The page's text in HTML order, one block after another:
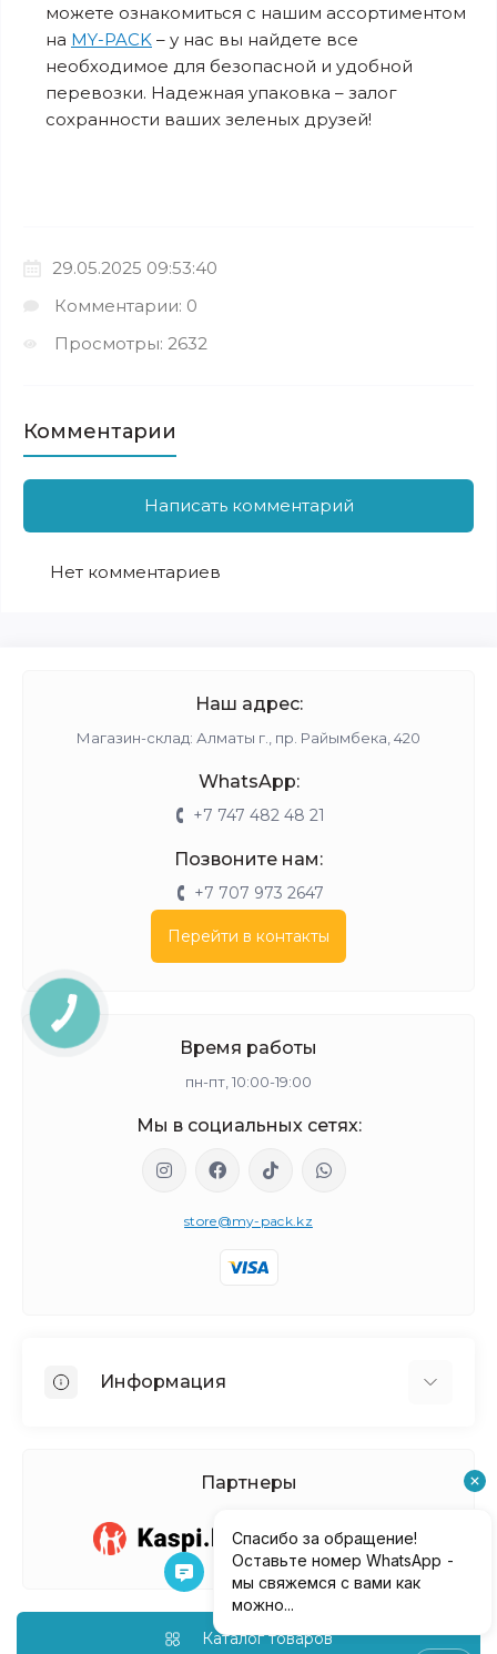
можете ознакомиться с нашим ассортиментом
на MY-PACK – у нас вы найдете все
необходимое для безопасной и удобной
перевозки. Надежная упаковка – залог
сохранности ваших зеленых друзей!
29.05.2025 09:53:40
Комментарии: 0
Просмотры: 2632
Комментарии
Написать комментарий
Нет комментариев
Наш адрес:
Магазин-склад: Алматы г., пр. Райымбека, 420
WhatsApp:
+7 747 482 48 21
Позвоните нам:
+7 707 973 2647
Перейти в контакты
Время работы
пн-пт, 10:00-19:00
Мы в социальных сетях:
store@my-pack.kz
Информация
Условия соглашения
Партнеры
Каталог товаров